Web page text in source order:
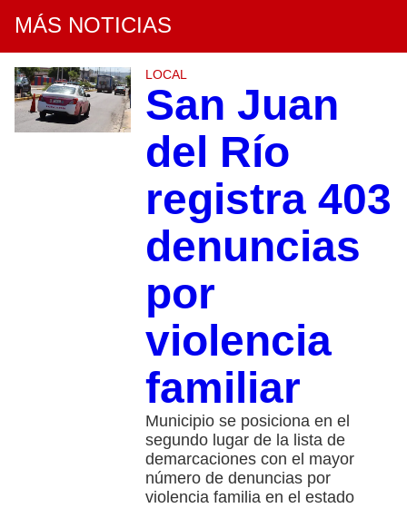
MÁS NOTICIAS
LOCAL
San Juan
del Río
registra 403
denuncias
por
violencia
familiar
Municipio se posiciona en el
segundo lugar de la lista de
demarcaciones con el mayor
número de denuncias por
violencia familia en el estado